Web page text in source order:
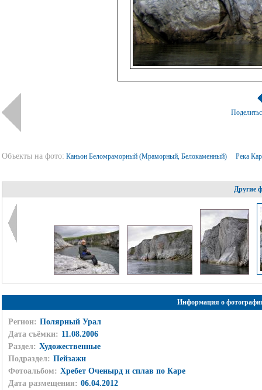
Объекты на фото: Каньон Беломраморный (Мраморный, Белокаменный) Река
Другие
Информация о
Регион: Полярный Урал
Дата съёмки: 11.08.2006
Раздел: Художественные
Подраздел: Пейзажи
Фотоальбом: Хребет Оченырд и сплав по Каре
Дата размещения: 06.04.2012